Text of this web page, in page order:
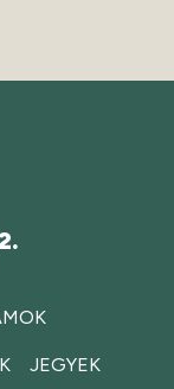
JEGYEK